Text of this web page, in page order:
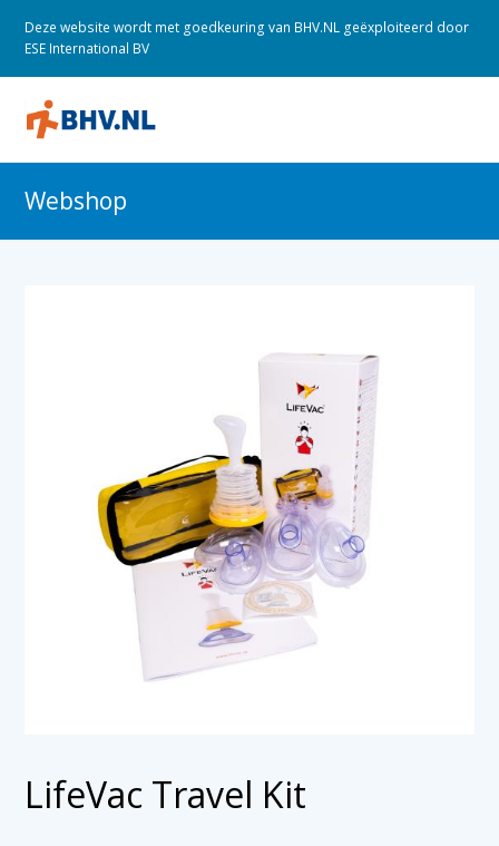
Deze website wordt met goedkeuring van BHV.NL geëxploiteerd door
ESE International BV
Webshop
LifeVac Travel Kit